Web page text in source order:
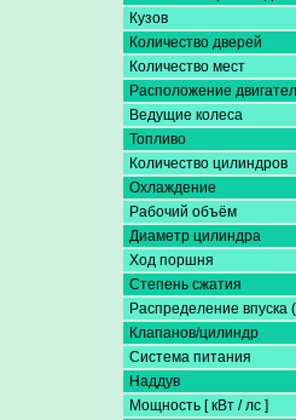
Кузов
Количество дверей
Количество мест
Расположение
Ведущие колеса
Топливо
Количество цилиндров
Охлаждение
Рабочий объём
Диаметр цилиндра
Ход поршня
Степень сжатия
Распределение впуска
Клапанов/цилиндр
Система питания
Наддув
Мощность [ кВт / лс ]